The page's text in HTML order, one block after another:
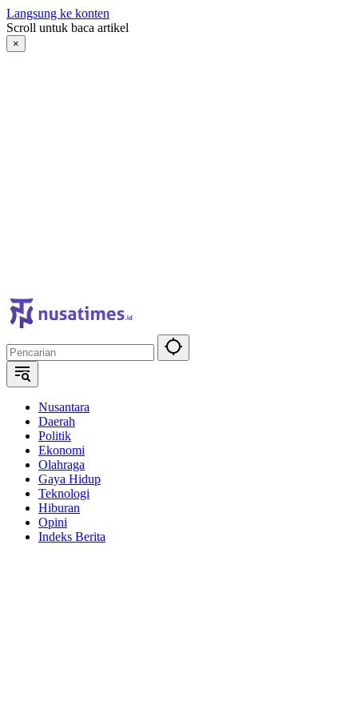
Langsung ke konten
Scroll untuk baca artikel
×
Nusantara
Daerah
Politik
Ekonomi
Olahraga
Gaya Hidup
Teknologi
Hiburan
Opini
Indeks Berita